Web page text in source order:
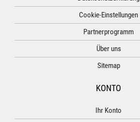
Cookie-Einstellungen
Partnerprogramm
Über uns
Sitemap
KONTO
Ihr Konto